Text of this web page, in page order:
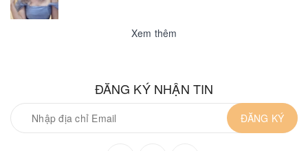
Xem thêm
ĐĂNG KÝ NHẬN TIN
ĐĂNG KÝ